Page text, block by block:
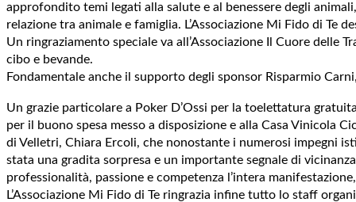
approfondito temi legati alla salute e al benessere degli
relazione tra animale e famiglia. L’Associazione Mi Fido di Te
Un ringraziamento speciale va all’Associazione Il Cuore
cibo e bevande.
Fondamentale anche il supporto degli sponsor Risparmio
Un grazie particolare a Poker D’Ossi per la toelettatura
per il buono spesa messo a disposizione e alla Casa Vinicola
di Velletri, Chiara Ercoli, che nonostante i numerosi impegni
stata una gradita sorpresa e un importante segnale di
professionalità, passione e competenza l’intera
L’Associazione Mi Fido di Te ringrazia infine tutto lo staff